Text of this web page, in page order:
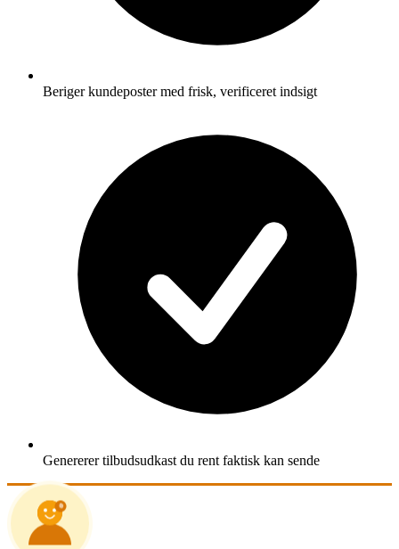
Beriger kundeposter med frisk, verificeret indsigt
Genererer tilbudsudkast du rent faktisk kan sende